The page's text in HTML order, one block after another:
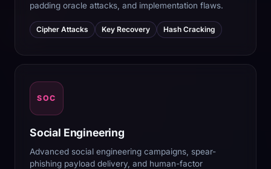
padding oracle attacks, and implementation flaws.
Cipher Attacks Key Recovery Hash Cracking
SOC
Social Engineering
Advanced social engineering campaigns, spear-
phishing payload delivery, and human-factor